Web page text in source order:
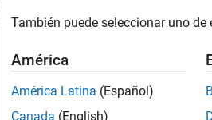
To
También puede seleccionar uno
América
América Latina (Español)
Canada (English)